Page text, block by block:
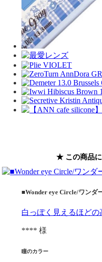
★ この商品
■Wonder eye Circle/ワンダ
白っぽく見えるほどの
**** 様
瞳のカラー